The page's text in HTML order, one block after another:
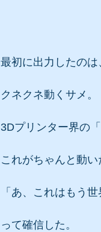
最初に出力したのは
クネクネ動くサメ。
3Dプリンター界の
これがちゃんと動い
「あ、これはもう世
って確信した。